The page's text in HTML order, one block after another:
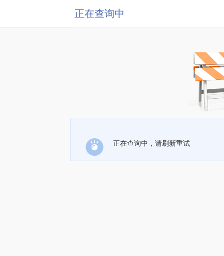
正在查询中
正在查询中，请刷新重试